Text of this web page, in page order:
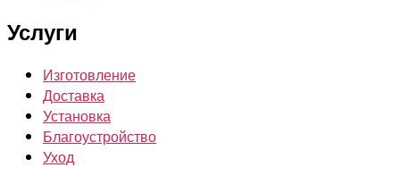
Услуги
Изготовление
Доставка
Установка
Благоустройство
Уход